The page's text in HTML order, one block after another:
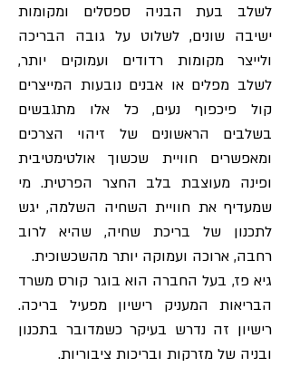
לשלב בעת הבניה ספסלים ומקומות
ישיבה שונים, לשלוט על גובה הבריכה
ולייצר מקומות רדודים ועמוקים יותר,
לשלב מפלים או אבנים נובעות המייצרים
קול פיכפוף נעים, כל אלו מתגבשים
בשלבים הראשונים של זיהוי הצרכים
ומאפשרים חוויית שכשוך אולטימטיבית
ופינה מעוצבת בלב החצר הפרטית. מי
שמעדיף את חוויית השחיה השלמה, יגש
לתכנון של בריכת שחיה, שהיא לרוב
רחבה, ארוכה ועמוקה יותר מהשכשוכית.
גיא פז, בעל החברה הוא בוגר קורס משרד
הבריאות המעניק רישיון מפעיל בריכה.
רישיון זה נדרש בעיקר כשמדובר בתכנון
ובניה של מזרקות ובריכות ציבוריות.